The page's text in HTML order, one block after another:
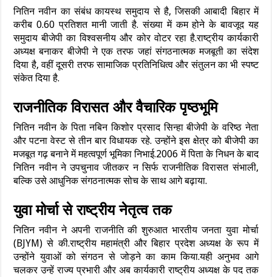
नितिन नवीन का संबंध कायस्थ समुदाय से है, जिसकी आबादी बिहार में
करीब 0.60 प्रतिशत मानी जाती है. संख्या में कम होने के बावजूद यह
समुदाय बीजेपी का विश्वसनीय और कोर वोटर रहा है.राष्ट्रीय कार्यकारी
अध्यक्ष बनाकर बीजेपी ने एक तरफ जहां संगठनात्मक मजबूती का संदेश
दिया है, वहीं दूसरी तरफ सामाजिक प्रतिनिधित्व और संतुलन का भी स्पष्ट
संकेत दिया है.
राजनीतिक विरासत और वैचारिक पृष्ठभूमि
नितिन नवीन के पिता नबिन किशोर प्रसाद सिन्हा बीजेपी के वरिष्ठ नेता
और पटना वेस्ट से तीन बार विधायक रहे. उन्होंने इस क्षेत्र को बीजेपी का
मजबूत गढ़ बनाने में महत्वपूर्ण भूमिका निभाई.2006 में पिता के निधन के बाद
नितिन नवीन ने उपचुनाव जीतकर न सिर्फ राजनीतिक विरासत संभाली,
बल्कि उसे आधुनिक संगठनात्मक सोच के साथ आगे बढ़ाया.
युवा मोर्चा से राष्ट्रीय नेतृत्व तक
नितिन नवीन ने अपनी राजनीति की शुरुआत भारतीय जनता युवा मोर्चा
(BJYM) से की.राष्ट्रीय महामंत्री और बिहार प्रदेश अध्यक्ष के रूप में
उन्होंने युवाओं को संगठन से जोड़ने का काम किया.यही अनुभव आगे
चलकर उन्हें राज्य प्रभारी और अब कार्यकारी राष्ट्रीय अध्यक्ष के पद तक